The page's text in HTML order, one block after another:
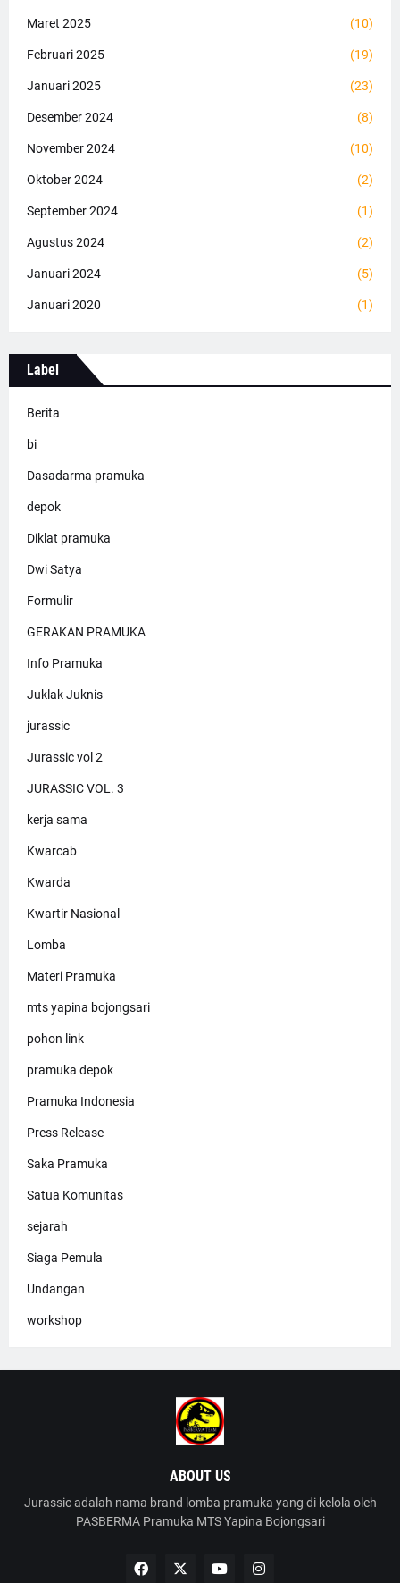
Maret 2025 (10)
Februari 2025 (19)
Januari 2025 (23)
Desember 2024 (8)
November 2024 (10)
Oktober 2024 (2)
September 2024 (1)
Agustus 2024 (2)
Januari 2024 (5)
Januari 2020 (1)
Label
Berita
bi
Dasadarma pramuka
depok
Diklat pramuka
Dwi Satya
Formulir
GERAKAN PRAMUKA
Info Pramuka
Juklak Juknis
jurassic
Jurassic vol 2
JURASSIC VOL. 3
kerja sama
Kwarcab
Kwarda
Kwartir Nasional
Lomba
Materi Pramuka
mts yapina bojongsari
pohon link
pramuka depok
Pramuka Indonesia
Press Release
Saka Pramuka
Satua Komunitas
sejarah
Siaga Pemula
Undangan
workshop
ABOUT US
Jurassic adalah nama brand lomba pramuka yang di kelola oleh
PASBERMA Pramuka MTS Yapina Bojongsari